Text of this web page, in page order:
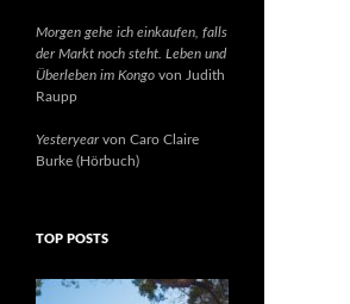
Morgen gehe ich einkaufen, falls
der Markt noch steht. Leben und
Überleben im Kongo von Judith
Raupp
Yesteryearvon Caro Claire
Burke (Hörbuch)
TOP POSTS